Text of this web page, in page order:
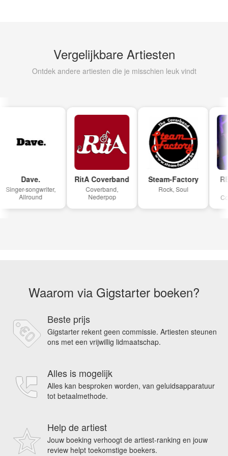
Vergelijkbare Artiesten
Ontdek andere artiesten die je misschien leuk vindt
Dave.
songwriter,
Allround
RitA Coverband
Coverband,
Nederpop
Steam-Factory
Rock, Soul
Waarom via Gigstarter boeken?
Beste prijs
Gigstarter rekent geen commissie. Artiesten steunen
ons met een vrijwillig lidmaatschap.
Alles is mogelijk
Alles kan besproken worden, van geluidsapparatuur
tot betaalmethode.
Help de artiest
Jouw boeking verhoogt de artiest-ranking en jouw
review helpt toekomstige boekers.